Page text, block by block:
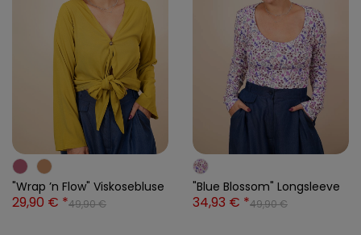
"Wrap ’n Flow" Viskosebluse
29,90 € *49,90 €
"Blue Blossom" Longsleeve
34,93 € *49,90 €